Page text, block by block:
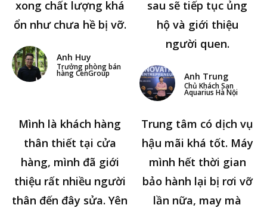
xong chất lượng khá
ổn như chưa hề bị vỡ.
Anh Huy
Trưởng phòng bán
hàng CenGroup
sau sẽ tiếp tục ủng
hộ và giới thiệu
người quen.
Anh Trung
Chủ Khách Sạn
Aquarius Hà Nội
Mình là khách hàng
thân thiết tại cửa
hàng, mình đã giới
thiệu rất nhiều người
thân đến đây sửa. Yên
Trung tâm có dịch vụ
hậu mãi khá tốt. Máy
mình hết thời gian
bảo hành lại bị rơi vỡ
lần nữa, may mà